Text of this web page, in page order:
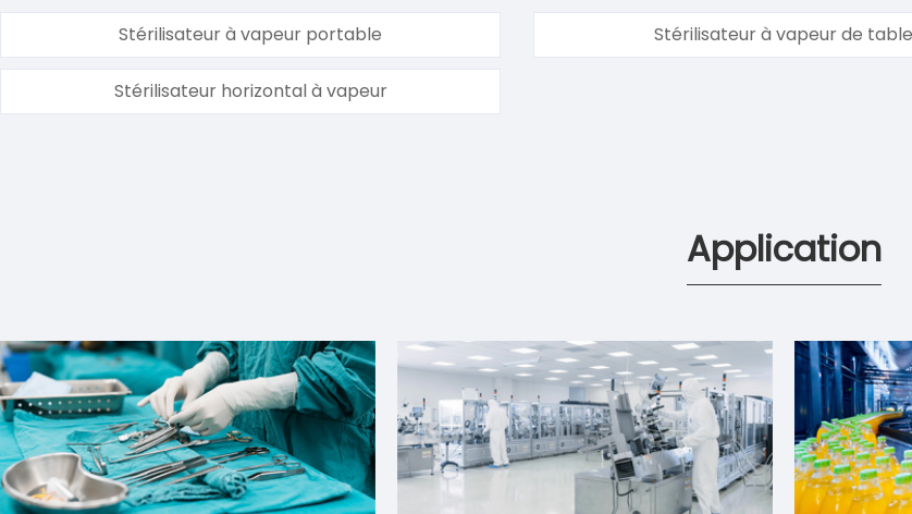
Stérilisateur à vapeur portable Stérilisateur à vapeur de table
Stérilisateur horizontal à vapeur
Application